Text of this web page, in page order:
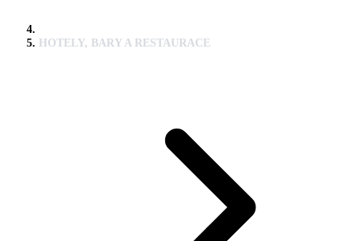
HOTELY, BARY A RESTAURACE